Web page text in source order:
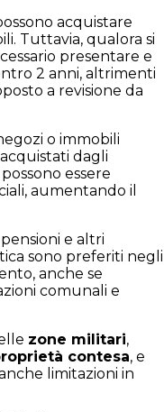
acquistare
Tuttavia, qualora si
presentare e
2 anni, altrimenti
a revisione da
o immobili
dagli
essere
aumentando il
e altri
sono preferiti negli
anche se
comunali e
zone militari,
contesa, e
limitazioni in